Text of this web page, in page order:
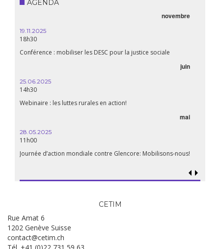
AGENDA
novembre
19.11.2025
18h30
Conférence : mobiliser les DESC pour la justice sociale
juin
25.06.2025
14h30
Webinaire : les luttes rurales en action!
mai
28.05.2025
11h00
Journée d’action mondiale contre Glencore: Mobilisons-nous!
CETIM
Rue Amat 6
1202 Genève Suisse
contact@cetim.ch